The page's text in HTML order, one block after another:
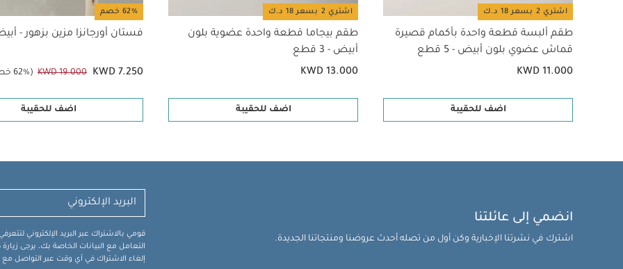
اشتري 2 بسعر 18 د.ك
طقم ألبسة قطعة واحدة بأكمام قصيرة
قماش عضوي بلون أبيض - 5 قطع
KWD 11.000
اضف للحقيبة
اشتري 2 بسعر 18 د.ك
طقم بيجاما قطعة واحدة عضوية بلون
أبيض - 3 قطع
KWD 13.000
اضف للحقيبة
62% خصم
فستان أورجانزا مزين بزهور -
KWD 7.250
KWD 19.000 (62% خصم)
اضف للحقيبة
انضمي إلى عائلتنا
اشترك في نشرتنا الإخبارية وكن أول من تصله أحدث عروضنا ومنتجاتنا الجديدة.
قومي بالاشتراك عبر البريد الإلكتروني
التعامل مع البيانات الخاصة بك، يرجى
إلغاء الاشتراك في أي وقت عبر التواصل مع